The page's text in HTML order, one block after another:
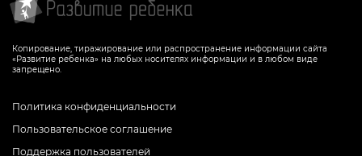
Копирование, тиражирование или распространение информации сайта
«Развитие ребенка» на любых носителях информации и в любом виде
запрещено.
Политика конфиденциальности
Пользовательское соглашение
Поддержка пользователей